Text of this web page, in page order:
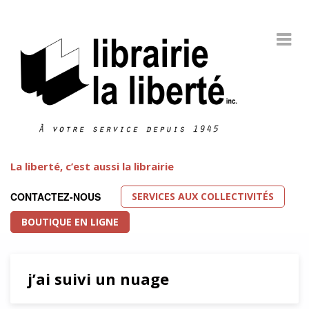
La liberté, c’est aussi la librairie
CONTACTEZ-NOUS
SERVICES AUX COLLECTIVITÉS
BOUTIQUE EN LIGNE
j’ai suivi un nuage